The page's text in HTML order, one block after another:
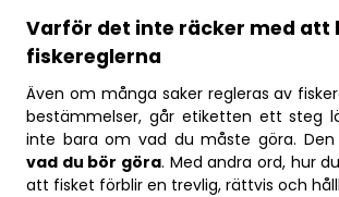
Varför det inte räcker med att
fiskereglerna
Även om många saker regleras av
bestämmelser, går etiketten ett steg
inte bara om vad du måste göra.
vad du bör göra. Med andra ord, hur
att fisket förblir en trevlig, rättvis och